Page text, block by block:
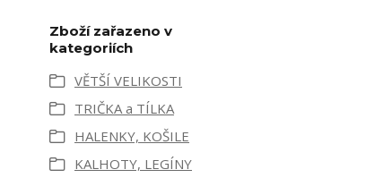
Zboží zařazeno v
kategoriích
VĚTŠÍ VELIKOSTI
TRIČKA a TÍLKA
HALENKY, KOŠILE
KALHOTY, LEGÍNY